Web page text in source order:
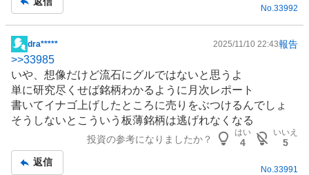
事
No.33992
掲
示
板
記
事
dra***** 2025/11/10 22:43報告
>>33985
いや、想像だけど流石にグルではないと思うよ
単に研究尽くせば銘柄わかるように月次レポート
書いてイナゴ上げしたところに売りをぶつけるんでしょ
そうしないとこういう板薄銘柄は逃げれなくなる
投資の参考になりましたか？
はい
4
いいえ
5
返信
No. 33991